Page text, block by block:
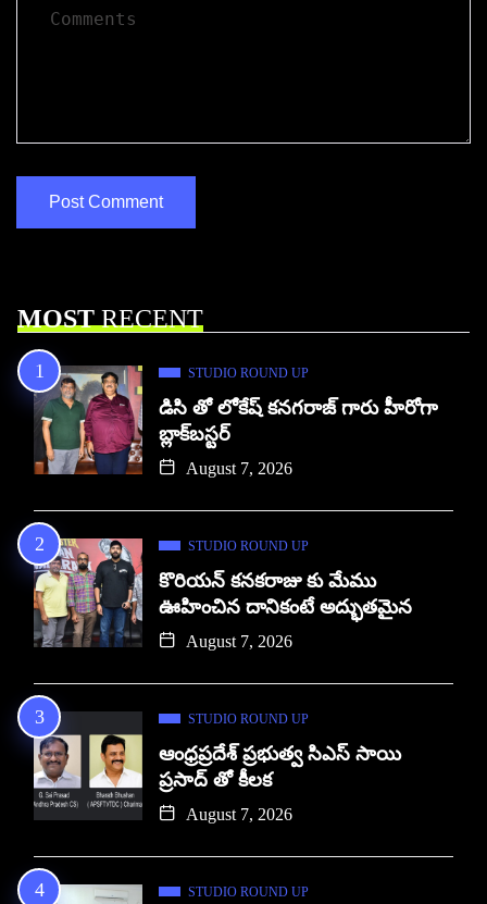
MOSTRECENT
STUDIO ROUND UP
డిసి తో లోకేష్ కనగరాజ్ గారు హీరోగా
బ్లాక్‌బస్టర్
August 7, 2026
STUDIO ROUND UP
కొరియన్ కనకరాజు కు మేము
ఊహించిన దానికంటే అద్భుతమైన
August 7, 2026
STUDIO ROUND UP
ఆంధ్రప్రదేశ్ ప్రభుత్వ సిఎస్ సాయి
ప్రసాద్ తో కీలక
August 7, 2026
STUDIO ROUND UP